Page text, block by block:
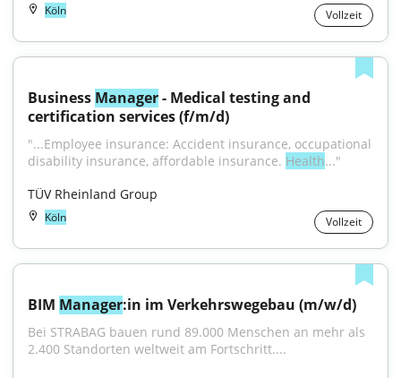
Köln Vollzeit
Business Manager - Medical testing and
certification services (f/m/d)
"...Employee insurance: Accident insurance, occupational
disability insurance, affordable insurance. Health..."
TÜV Rheinland Group
Köln Vollzeit
BIM Manager:in im Verkehrswegebau (m/w/d)
Bei STRABAG bauen rund 89.000 Menschen an mehr als
2.400 Standorten weltweit am Fortschritt....